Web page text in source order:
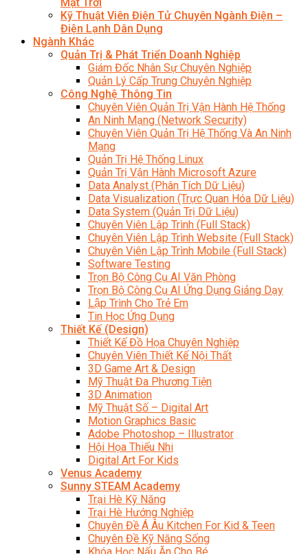
Mặt Trời
Kỹ Thuật Viên Điện Tử Chuyên Ngành Điện –
Điện Lạnh Dân Dụng
Ngành Khác
Quản Trị & Phát Triển Doanh Nghiệp
Giám Đốc Nhân Sự Chuyên Nghiệp
Quản Lý Cấp Trung Chuyên Nghiệp
Công Nghệ Thông Tin
Chuyên Viên Quản Trị Vận Hành Hệ Thống
An Ninh Mạng (Network Security)
Chuyên Viên Quản Trị Hệ Thống Và An Ninh
Mạng
Quản Trị Hệ Thống Linux
Quản Trị Vận Hành Microsoft Azure
Data Analyst (Phân Tích Dữ Liệu)
Data Visualization (Trực Quan Hóa Dữ Liệu)
Data System (Quản Trị Dữ Liệu)
Chuyên Viên Lập Trình (Full Stack)
Chuyên Viên Lập Trình Website (Full Stack)
Chuyên Viên Lập Trình Mobile (Full Stack)
Software Testing
Trọn Bộ Công Cụ AI Văn Phòng
Trọn Bộ Công Cụ AI Ứng Dụng Giảng Dạy
Lập Trình Cho Trẻ Em
Tin Học Ứng Dụng
Thiết Kế (Design)
Thiết Kế Đồ Họa Chuyên Nghiệp
Chuyên Viên Thiết Kế Nội Thất
3D Game Art & Design
Mỹ Thuật Đa Phương Tiện
3D Animation
Mỹ Thuật Số – Digital Art
Motion Graphics Basic
Adobe Photoshop – Illustrator
Hội Họa Thiếu Nhi
Digital Art For Kids
Venus Academy
Sunny STEAM Academy
Trại Hè Kỹ Năng
Trại Hè Hướng Nghiệp
Chuyên Đề Á Âu Kitchen For Kid & Teen
Chuyên Đề Kỹ Năng Sống